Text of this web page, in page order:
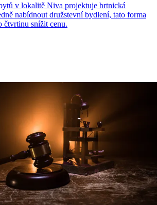
v lokalitě Niva projektuje brtnická
nabídnout družstevní bydlení, tato forma
čtvrtinu snížit cenu.